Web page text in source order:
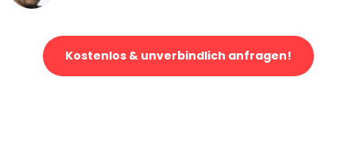
Kostenlos & unverbindlich anfragen!